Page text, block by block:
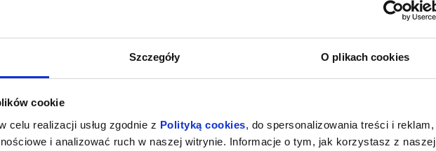
Szczegóły O plikach cookies
cookie
celu realizacji usług zgodnie z Polityką cookies, do spersonalizowania treści i reklam,
i analizować ruch w naszej witrynie. Informacje o tym, jak korzystasz z naszej
info
DESZCZOWA PIOSENKA
17.10.2026, Poznań
info
VIRTUOSO
06.11.2026, Poznań
kup bilet
więcej